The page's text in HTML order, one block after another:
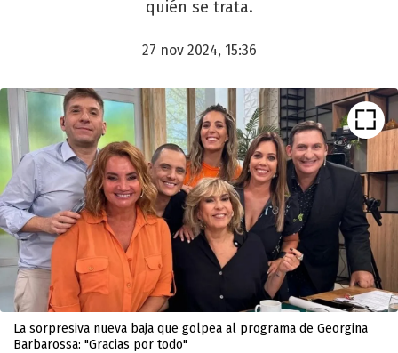
quién se trata.
27 nov 2024, 15:36
La sorpresiva nueva baja que golpea al programa de Georgina
Barbarossa: "Gracias por todo"